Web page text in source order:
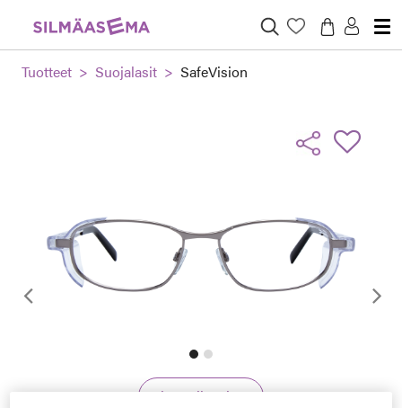
Tuotteet Suojalasit SafeVision
Edellinen
Virtuaalisovitus